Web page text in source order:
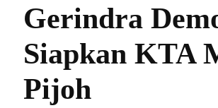
Gerindra
Siapkan KTA
Pijoh